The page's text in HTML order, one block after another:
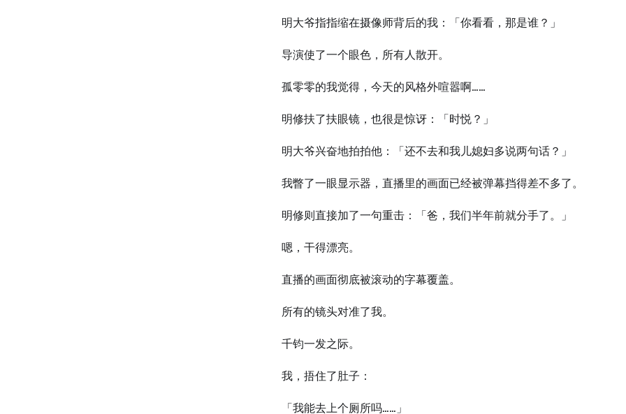
明大爷指指缩在摄像师背后的我：「你看看，那是谁？」
导演使了一个眼色，所有人散开。
孤零零的我觉得，今天的风格外喧嚣啊……
明修扶了扶眼镜，也很是惊讶：「时悦？」
明大爷兴奋地拍拍他：「还不去和我儿媳妇多说两句话？」
我瞥了一眼显示器，直播里的画面已经被弹幕挡得差不多了。
明修则直接加了一句重击：「爸，我们半年前就分手了。」
嗯，干得漂亮。
直播的画面彻底被滚动的字幕覆盖。
所有的镜头对准了我。
千钧一发之际。
我，捂住了肚子：
「我能去上个厕所吗……」